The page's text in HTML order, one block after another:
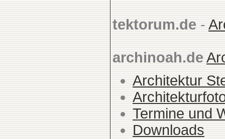
tektorum.de -
archinoah.de
Architektur
Termine und
Downloads